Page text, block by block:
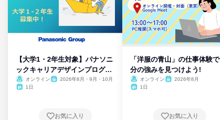
【大学1・2年生対象】パナソニ
ックキャリアデザインプログラ
ム
オンライン
2026年8月・9月・10月
1日
お気に入り
「洋服の青山」の仕事体験
分の強みを見つけよう!
オンライン
2026年8月
1日
お気に入り